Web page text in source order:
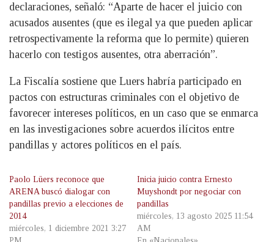
declaraciones, señaló: “Aparte de hacer el juicio con
acusados ausentes (que es ilegal ya que pueden aplicar
retrospectivamente la reforma que lo permite) quieren
hacerlo con testigos ausentes, otra aberración”.
La Fiscalía sostiene que Luers habría participado en
pactos con estructuras criminales con el objetivo de
favorecer intereses políticos, en un caso que se enmarca
en las investigaciones sobre acuerdos ilícitos entre
pandillas y actores políticos en el país.
Paolo Lüers reconoce que
ARENA buscó dialogar con
pandillas previo a elecciones de
2014
miércoles, 1 diciembre 2021 3:27
Inicia juicio contra Ernesto
Muyshondt por negociar con
pandillas
miércoles, 13 agosto 2025 11:54
AM